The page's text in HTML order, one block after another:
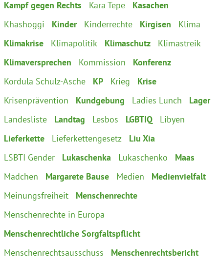
Kampf gegen Rechts Kara Tepe
Kasachen
Khashoggi
Kinder Kinderrechte Kirgisen
Klima
Klimakrise
Klimapolitik Klimaschutz
Klimastreik
Klimaversprechen
Kommission
Konferenz
Kordula Schulz-Asche
KP Krieg
Krise
Krisenprävention
Kundgebung Ladies Lunch
Lager
Landesliste
Landtag Lesbos LGBTIQ
Libyen
Lieferkette
Lieferkettengesetz
Liu Xia
LSBTI Gender
Lukaschenka Lukaschenko
Maas
Mädchen
Margarete Bause Medien
Medienvielfalt
Meinungsfreiheit
Menschenrechte
Menschenrechte in Europa
Menschenrechtliche Sorgfaltspflicht
Menschenrechtsausschuss
Menschenrechtsbericht